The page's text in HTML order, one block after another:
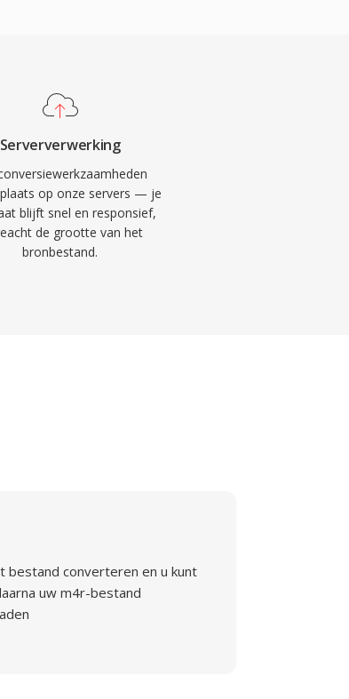
Serververwerking
op onze servers — je
blijft snel en responsief,
de grootte van het
bronbestand.
bestand converteren en u kunt
uw m4r-bestand